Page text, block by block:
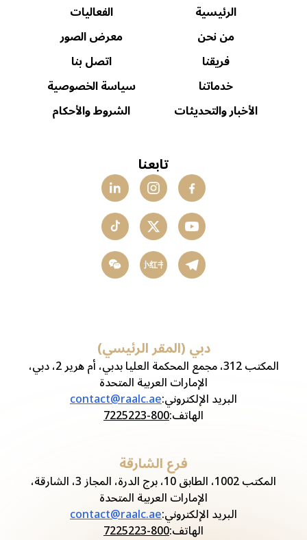
الرئيسية
من نحن
فريقنا
خدماتنا
الأخبار والتحديثات
الفعاليات
معرض الصور
اتصل بنا
سياسة الخصوصية
الشروط والأحكام
تابعنا
小红书
دبي (المقر الرئيسي)
المكتب 312، مجمع المحكمة العليا بدبي، أم هرير 2، دبي،
الإمارات العربية المتحدة
البريد الإلكتروني:
contact@raalc.ae
الهاتف:
800-7225223
فرع الشارقة
المكتب 1002، الطابق 10، برج الدرة، المجاز 3، الشارقة،
الإمارات العربية المتحدة
البريد الإلكتروني:
contact@raalc.ae
الهاتف:
800-7225223